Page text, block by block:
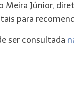
Meira Júnior,
para
ser consultada